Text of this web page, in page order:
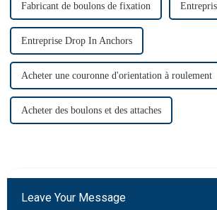
Fabricant de boulons de fixation
Entreprise Drop In Anchors
Acheter une couronne d'orientation à roulement
Acheter des boulons et des attaches
Leave Your Message